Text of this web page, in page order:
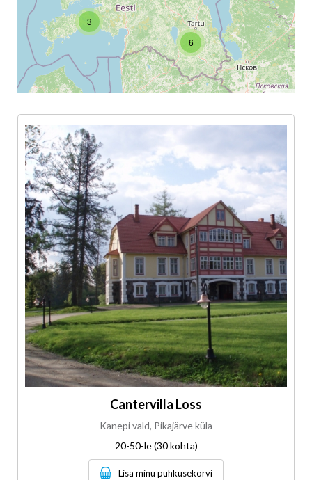
3
6
Leaflet
Cantervilla Loss
Kanepi vald, Pikajärve küla
20-50-le (30 kohta)
Lisa minu puhkusekorvi